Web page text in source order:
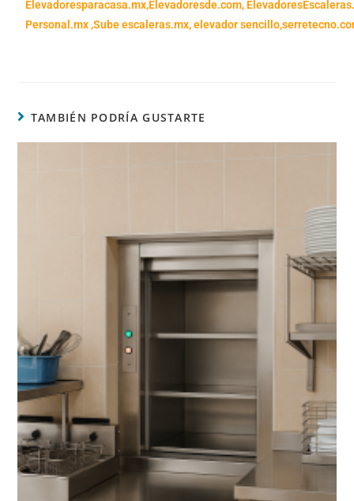
Elevadoresparacasa.mx,Elevadoresde.com,
Personal.mx ,Sube escaleras.mx,elevador sencillo,
TAMBIÉN PODRÍA GUSTARTE